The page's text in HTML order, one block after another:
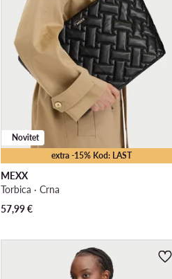
extra -15% Kod: LAST
Novitet
MEXX
Torbica · Crna
57,99€